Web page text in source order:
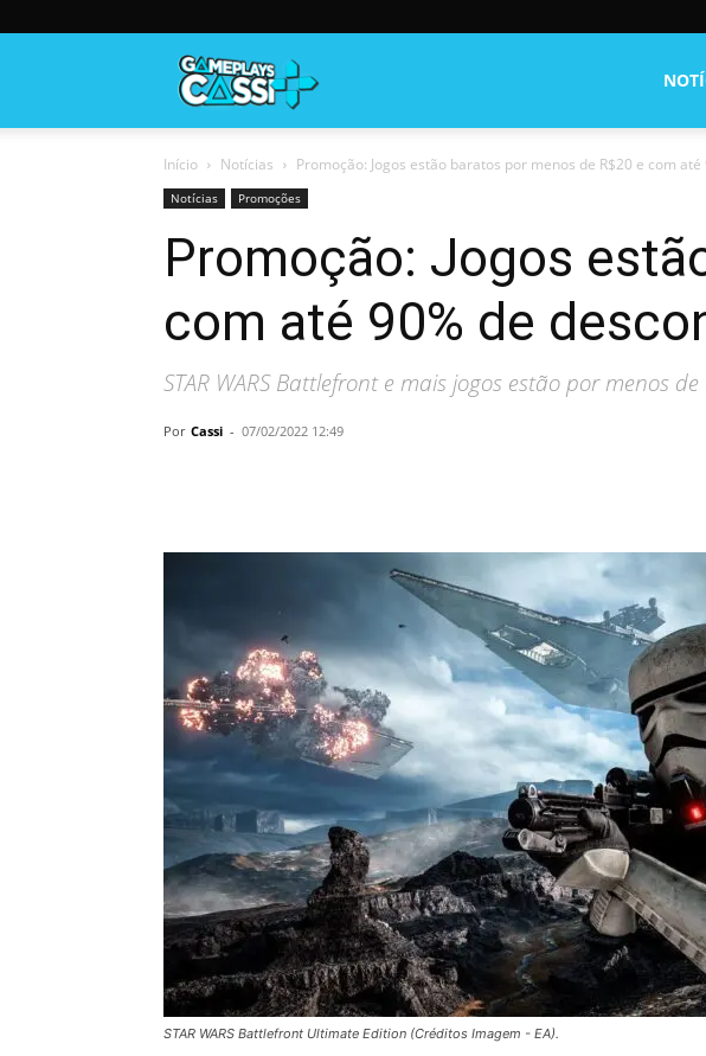
Início Notícias Promoção: Jogos estão baratos por menos de R$20 e com até
Notícias Promoções
Promoção: Jogos
com até 90% de
STAR WARS Battlefront e mais jogos estão por menos
Por Cassi - 07/02/2022 12:49
STAR WARS Battlefront Ultimate Edition (Créditos Imagem - EA).